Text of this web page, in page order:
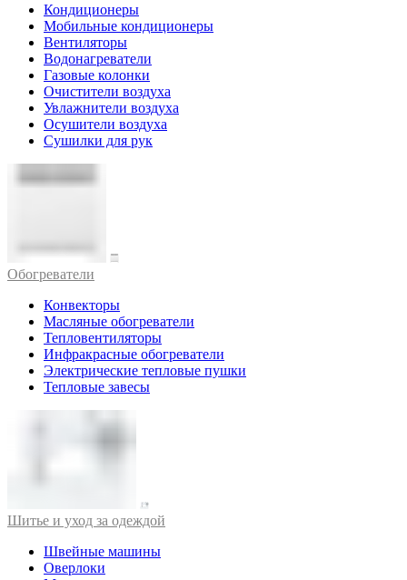
Кондиционеры
Мобильные кондиционеры
Вентиляторы
Водонагреватели
Газовые колонки
Очистители воздуха
Увлажнители воздуха
Осушители воздуха
Сушилки для рук
Обогреватели
Конвекторы
Масляные обогреватели
Тепловентиляторы
Инфракрасные обогреватели
Электрические тепловые пушки
Тепловые завесы
Шитье и уход за одеждой
Швейные машины
Оверлоки